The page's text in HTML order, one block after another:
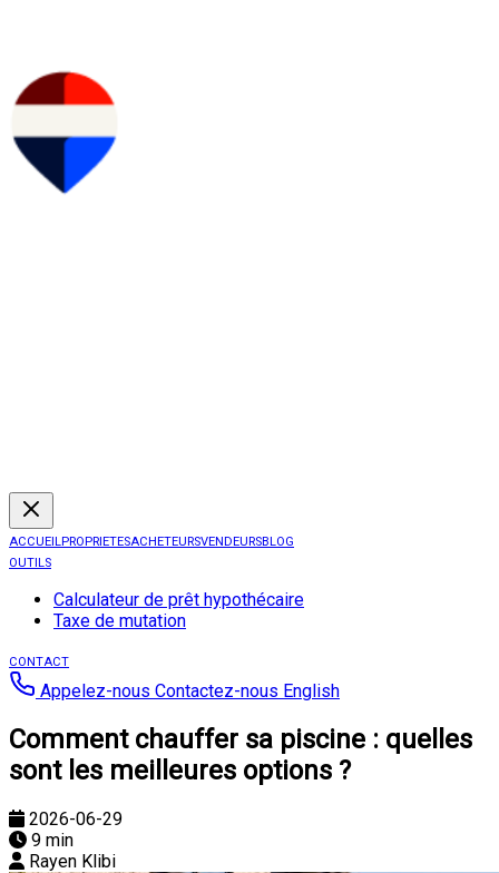
ACCUEILPROPRIETESACHETEURSVENDEURSBLOG
OUTILS
Calculateur de prêt hypothécaire
Taxe de mutation
CONTACT
Appelez-nous Contactez-nous English
Comment chauffer sa piscine : quelles
sont les meilleures options ?
2026-06-29
9 min
Rayen Klibi